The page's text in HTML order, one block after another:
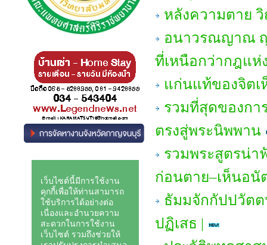
หลังความตาย
อนาวรณญาณ
ที่เหนือกว่ากฎแห่
แก่นแท้ของจิตเ
รวมที่สุดของกา
ตรงสู่พระนิพพาน
รวมพระสูตรน่า
ก่อนตาย–เห็นอ
ธัมมจักกัปปวัตต
ปฏิเสธ |